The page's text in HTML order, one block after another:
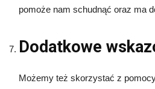
pomoże nam schudnąć oraz ma
Dodatkowe
Możemy też skorzystać z